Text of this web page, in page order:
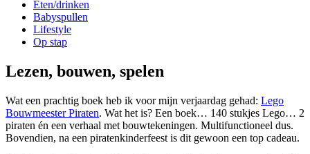
Eten/drinken
Babyspullen
Lifestyle
Op stap
Lezen, bouwen, spelen
Wat een prachtig boek heb ik voor mijn verjaardag gehad: Lego
Bouwmeester Piraten. Wat het is? Een boek… 140 stukjes Lego… 2
piraten én een verhaal met bouwtekeningen. Multifunctioneel dus.
Bovendien, na een piratenkinderfeest is dit gewoon een top cadeau.